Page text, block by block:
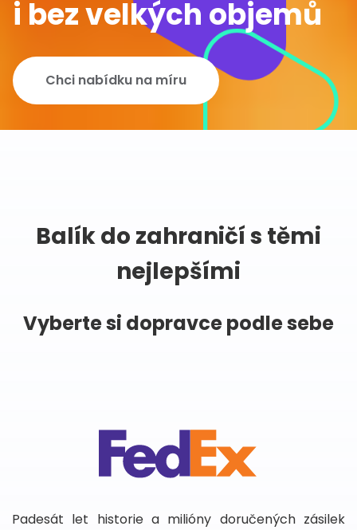
i bez velkých objemů
Chci nabídku na míru
Balík do zahraničí s těmi
nejlepšími
Vyberte si dopravce podle sebe
Padesát let historie a milióny doručených zásilek